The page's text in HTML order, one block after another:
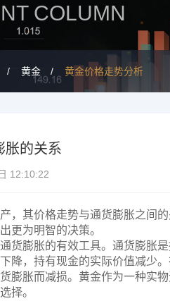
COLUMN
黄金 黄金价格走势分析
胀的关系
12:10:22
，其价格走势与通货膨胀之间
更为明智的决策。
货膨胀的有效工具。通货膨胀
降，持有现金的实际价值减少
膨胀而减损。黄金作为一种实
择。